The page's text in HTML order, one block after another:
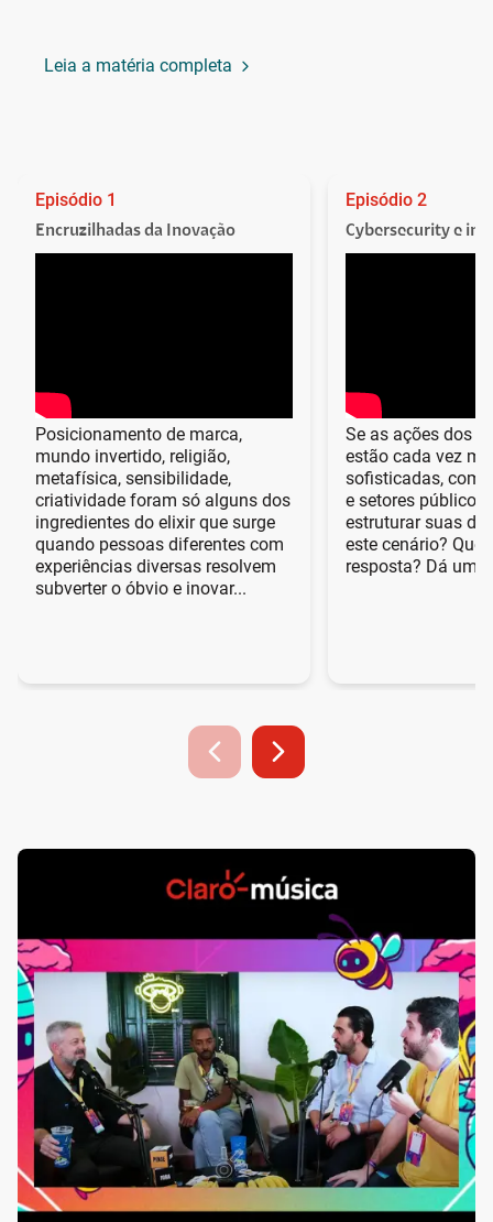
Leia a matéria completa
Episódio 1
Encruzilhadas da Inovação
Posicionamento de marca,
mundo invertido, religião,
metafísica, sensibilidade,
criatividade foram só alguns dos
ingredientes do elixir que surge
quando pessoas diferentes com
experiências diversas resolvem
subverter o óbvio e inovar...
Episódio 2
Cybersecurity e
Se as ações dos
estão cada vez
sofisticadas,
e setores públicos
estruturar suas
este cenário?
resposta? Dá um